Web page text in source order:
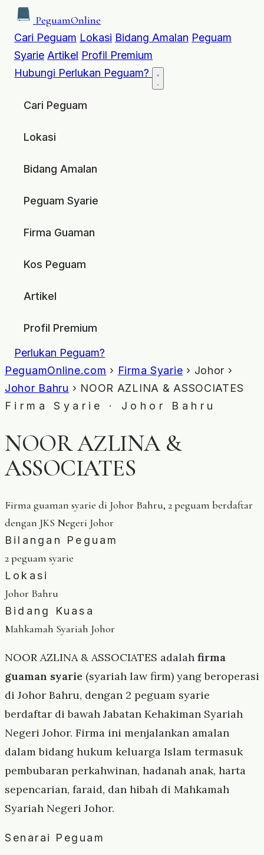
PeguamOnline
Cari Peguam Lokasi Bidang Amalan Peguam
Syarie Artikel Profil Premium
Hubungi Perlukan Peguam?
Cari Peguam
Lokasi
Bidang Amalan
Peguam Syarie
Firma Guaman
Kos Peguam
Artikel
Profil Premium
Perlukan Peguam?
PeguamOnline.com › Firma Syarie › Johor ›
Johor Bahru › NOOR AZLINA & ASSOCIATES
Firma Syarie · Johor Bahru
NOOR AZLINA &
ASSOCIATES
Firma guaman syarie di Johor Bahru, 2 peguam berdaftar
dengan JKS Negeri Johor
Bilangan Peguam
2 peguam syarie
Lokasi
Johor Bahru
Bidang Kuasa
Mahkamah Syariah Johor
NOOR AZLINA & ASSOCIATES adalah firma
guaman syarie (syariah law firm) yang beroperasi
di Johor Bahru, dengan 2 peguam syarie
berdaftar di bawah Jabatan Kehakiman Syariah
Negeri Johor. Firma ini menjalankan amalan
dalam bidang hukum keluarga Islam termasuk
pembubaran perkahwinan, hadanah anak, harta
sepencarian, faraid, dan hibah di Mahkamah
Syariah Negeri Johor.
Senarai Peguam